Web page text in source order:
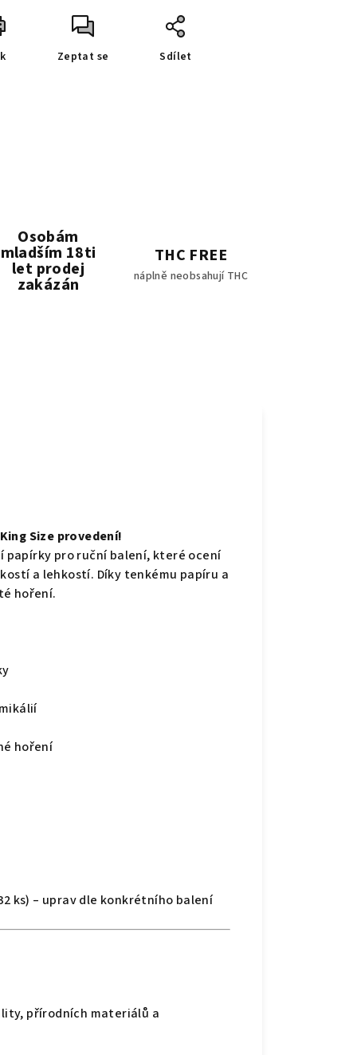
Zeptat se Sdílet
Osobám
mladším 18ti
let prodej
zakázán
THC FREE
náplně neobsahují THC
Size provedení!
papírky pro ruční balení, které ocení
a lehkostí. Díky tenkému papíru a
hoření.
hoření
ks) – uprav dle konkrétního balení
přírodních materiálů a